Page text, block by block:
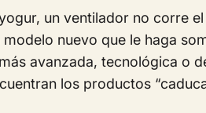
un ventilador no corre
nuevo que le haga
avanzada, tecnológica o
los productos